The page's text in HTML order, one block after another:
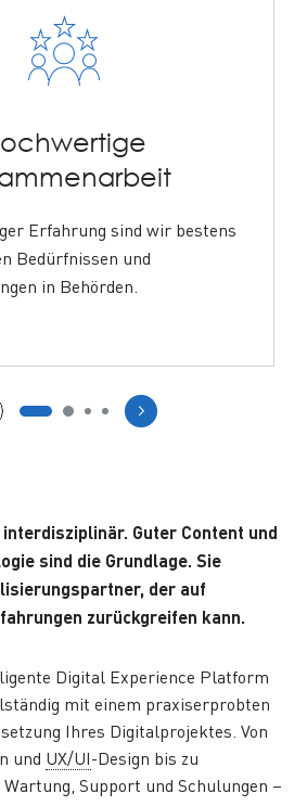
Guter Content und
sind die Grundlage. Sie
der auf
zurückgreifen kann.
Digital Experience Platform
mit einem praxiserprobten
Ihres Digitalprojektes. Von
und UX/UI-Design bis zu
Support und Schulungen –
Erfahrung sind wir bestens
Bedürfnissen und
in Behörden.